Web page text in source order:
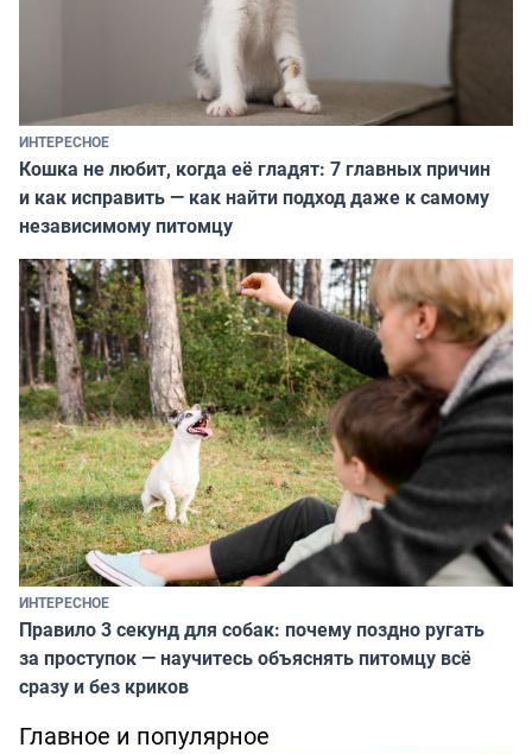
ИНТЕРЕСНОЕ
Кошка не любит, когда её гладят: 7 главных причин
и как исправить — как найти подход даже к самому
независимому питомцу
ИНТЕРЕСНОЕ
Правило 3 секунд для собак: почему поздно ругать
за проступок — научитесь объяснять питомцу всё
сразу и без криков
Главное и популярное